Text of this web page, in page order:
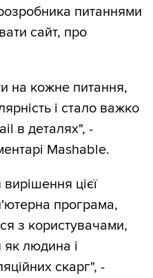
питаннями
сайт, про
на кожне питання,
і стало важко
в деталях", -
Mashable.
цієї
програма,
з користувачами,
як людина і
скарг", -